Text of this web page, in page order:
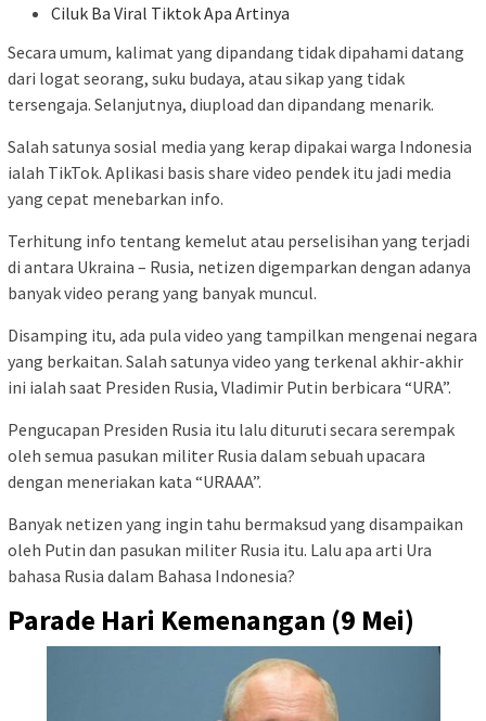
Ciluk Ba Viral Tiktok Apa Artinya
Secara umum, kalimat yang dipandang tidak dipahami datang
dari logat seorang, suku budaya, atau sikap yang tidak
tersengaja. Selanjutnya, diupload dan dipandang menarik.
Salah satunya sosial media yang kerap dipakai warga Indonesia
ialah TikTok. Aplikasi basis share video pendek itu jadi media
yang cepat menebarkan info.
Terhitung info tentang kemelut atau perselisihan yang terjadi
di antara Ukraina – Rusia, netizen digemparkan dengan adanya
banyak video perang yang banyak muncul.
Disamping itu, ada pula video yang tampilkan mengenai negara
yang berkaitan. Salah satunya video yang terkenal akhir-akhir
ini ialah saat Presiden Rusia, Vladimir Putin berbicara “URA”.
Pengucapan Presiden Rusia itu lalu dituruti secara serempak
oleh semua pasukan militer Rusia dalam sebuah upacara
dengan meneriakan kata “URAAA”.
Banyak netizen yang ingin tahu bermaksud yang disampaikan
oleh Putin dan pasukan militer Rusia itu. Lalu apa arti Ura
bahasa Rusia dalam Bahasa Indonesia?
Parade Hari Kemenangan (9 Mei)